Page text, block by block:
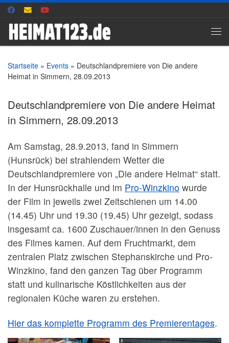
Zum Inhalt springen
Startseite » Events » Deutschlandpremiere von Die andere
Heimat in Simmern, 28.09.2013
Deutschlandpremiere von Die andere Heimat
in Simmern, 28.09.2013
Am Samstag, 28.9.2013, fand in Simmern
(Hunsrück) bei strahlendem Wetter die
Deutschlandpremiere von „Die andere Heimat“ statt.
In der Hunsrückhalle und im Pro-Winzkino wurde
der Film in jeweils zwei Zeitschienen um 14.00
(14.45) Uhr und 19.30 (19.45) Uhr gezeigt, sodass
insgesamt ca. 1600 Zuschauer/innen in den Genuss
des Filmes kamen. Auf dem Fruchtmarkt, dem
zentralen Platz zwischen Stephanskirche und Pro-
Winzkino, fand den ganzen Tag über Programm
statt und kulinarische Köstlichkeiten aus der
regionalen Küche waren zu erstehen.
Hier das komplette Programm des Premierentages.